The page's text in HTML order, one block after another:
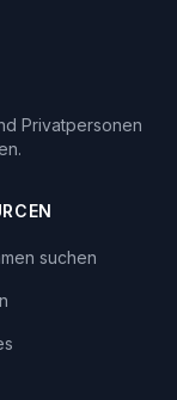
Privatpersonen
suchen